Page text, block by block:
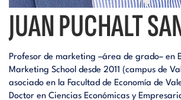
a
l
JUAN PUCHALT
Profesor de marketing –área de grado– en
Marketing School desde 2011 (campus de
asociado en la Facultad de Economía de
Doctor en Ciencias Económicas y